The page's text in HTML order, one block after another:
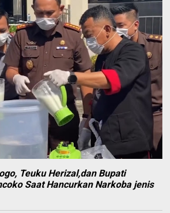
Teuku Herizal,dan Bupati
Saat Hancurkan Narkoba jenis